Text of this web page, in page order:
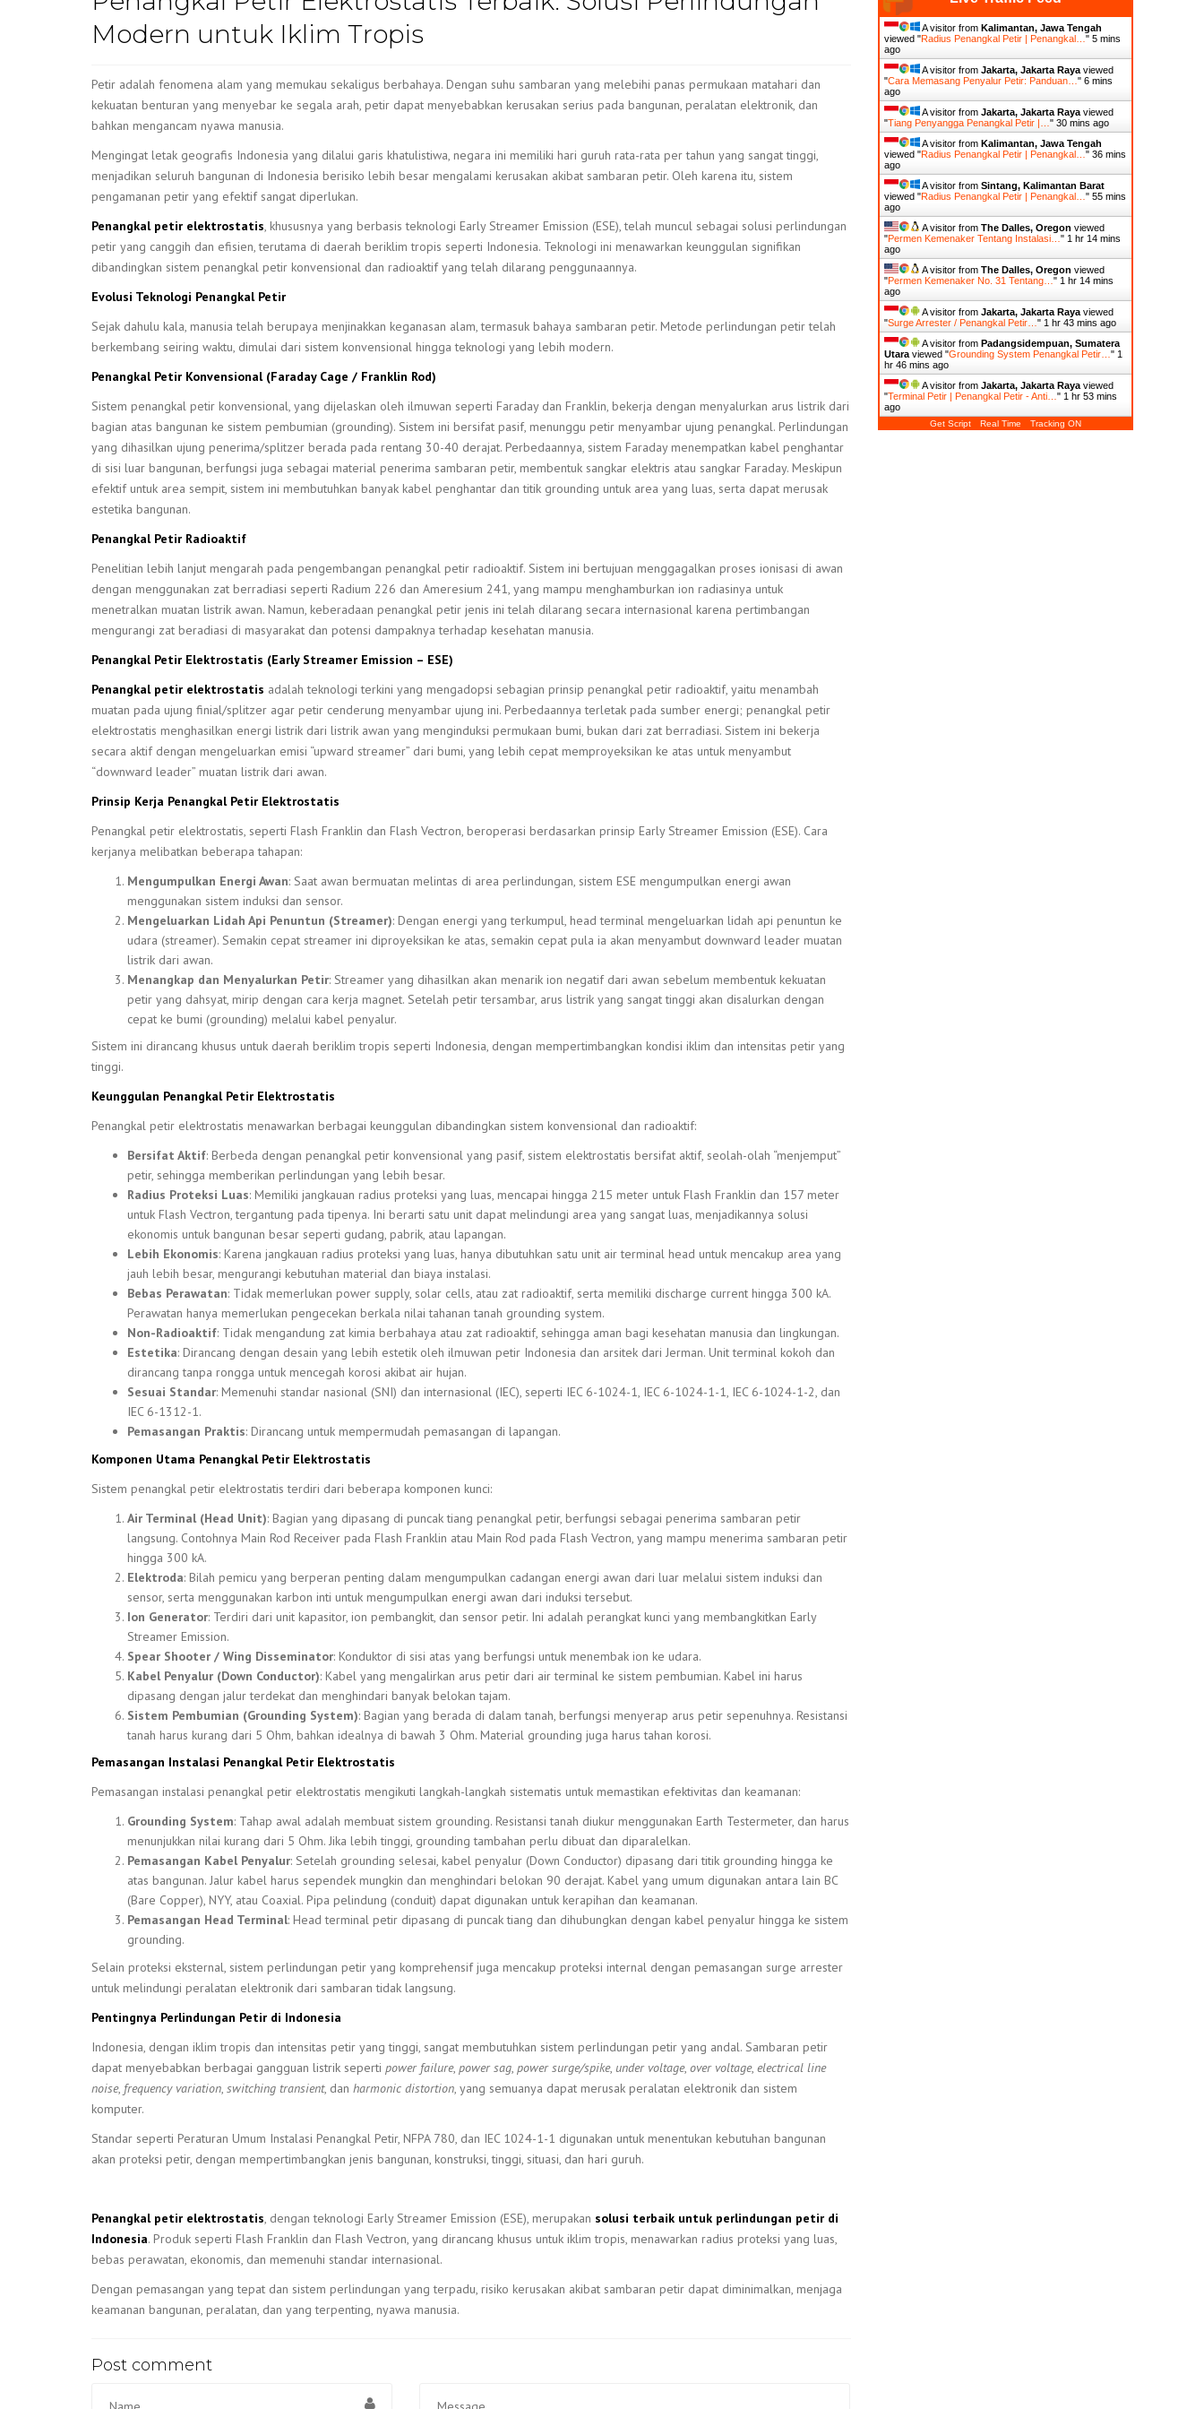
Lightning Counter /
Ijin Disnaker
Modern untuk Iklim Tropis
Petir adalah fenomena alam yang memukau sekaligus berbahaya. Dengan suhu sambaran yang melebihi panas permukaan matahari dan
kekuatan benturan yang menyebar ke segala arah, petir dapat menyebabkan kerusakan serius pada bangunan, peralatan elektronik, dan
bahkan mengancam nyawa manusia.
Mengingat letak geografis Indonesia yang dilalui garis khatulistiwa, negara ini memiliki hari guruh rata-rata per tahun yang sangat tinggi,
menjadikan seluruh bangunan di Indonesia berisiko lebih besar mengalami kerusakan akibat sambaran petir. Oleh karena itu, sistem
pengamanan petir yang efektif sangat diperlukan.
Penangkal petir elektrostatis , khususnya yang berbasis teknologi Early Streamer Emission (ESE), telah muncul sebagai solusi perlindungan
petir yang canggih dan efisien, terutama di daerah beriklim tropis seperti Indonesia. Teknologi ini menawarkan keunggulan signifikan
dibandingkan sistem penangkal petir konvensional dan radioaktif yang telah dilarang penggunaannya.
Evolusi Teknologi Penangkal Petir
Sejak dahulu kala, manusia telah berupaya menjinakkan keganasan alam, termasuk bahaya sambaran petir. Metode perlindungan petir telah
berkembang seiring waktu, dimulai dari sistem konvensional hingga teknologi yang lebih modern.
Penangkal Petir Konvensional (Faraday Cage / Franklin Rod)
Sistem penangkal petir konvensional, yang dijelaskan oleh ilmuwan seperti Faraday dan Franklin, bekerja dengan menyalurkan arus listrik dari
bagian atas bangunan ke sistem pembumian (grounding). Sistem ini bersifat pasif, menunggu petir menyambar ujung penangkal. Perlindungan
yang dihasilkan ujung penerima/splitzer berada pada rentang 30-40 derajat. Perbedaannya, sistem Faraday menempatkan kabel penghantar
di sisi luar bangunan, berfungsi juga sebagai material penerima sambaran petir, membentuk sangkar elektris atau sangkar Faraday. Meskipun
efektif untuk area sempit, sistem ini membutuhkan banyak kabel penghantar dan titik grounding untuk area yang luas, serta dapat merusak
estetika bangunan.
Penangkal Petir Radioaktif
Penelitian lebih lanjut mengarah pada pengembangan penangkal petir radioaktif. Sistem ini bertujuan menggagalkan proses ionisasi di awan
dengan menggunakan zat berradiasi seperti Radium 226 dan Ameresium 241, yang mampu menghamburkan ion radiasinya untuk
menetralkan muatan listrik awan. Namun, keberadaan penangkal petir jenis ini telah dilarang secara internasional karena pertimbangan
mengurangi zat beradiasi di masyarakat dan potensi dampaknya terhadap kesehatan manusia.
Penangkal Petir Elektrostatis (Early Streamer Emission – ESE)
Penangkal petir elektrostatis adalah teknologi terkini yang mengadopsi sebagian prinsip penangkal petir radioaktif, yaitu menambah
muatan pada ujung finial/splitzer agar petir cenderung menyambar ujung ini. Perbedaannya terletak pada sumber energi; penangkal petir
elektrostatis menghasilkan energi listrik dari listrik awan yang menginduksi permukaan bumi, bukan dari zat berradiasi. Sistem ini bekerja
secara aktif dengan mengeluarkan emisi “upward streamer” dari bumi, yang lebih cepat memproyeksikan ke atas untuk menyambut
“downward leader” muatan listrik dari awan.
Prinsip Kerja Penangkal Petir Elektrostatis
Penangkal petir elektrostatis, seperti Flash Franklin dan Flash Vectron, beroperasi berdasarkan prinsip Early Streamer Emission (ESE). Cara
kerjanya melibatkan beberapa tahapan:
Mengumpulkan Energi Awan: Saat awan bermuatan melintas di area perlindungan, sistem ESE mengumpulkan energi awan
menggunakan sistem induksi dan sensor.
Mengeluarkan Lidah Api Penuntun (Streamer): Dengan energi yang terkumpul, head terminal mengeluarkan lidah api penuntun ke
udara (streamer). Semakin cepat streamer ini diproyeksikan ke atas, semakin cepat pula ia akan menyambut downward leader muatan
listrik dari awan.
Menangkap dan Menyalurkan Petir: Streamer yang dihasilkan akan menarik ion negatif dari awan sebelum membentuk kekuatan
petir yang dahsyat, mirip dengan cara kerja magnet. Setelah petir tersambar, arus listrik yang sangat tinggi akan disalurkan dengan
cepat ke bumi (grounding) melalui kabel penyalur.
Sistem ini dirancang khusus untuk daerah beriklim tropis seperti Indonesia, dengan mempertimbangkan kondisi iklim dan intensitas petir yang
tinggi.
Keunggulan Penangkal Petir Elektrostatis
Penangkal petir elektrostatis menawarkan berbagai keunggulan dibandingkan sistem konvensional dan radioaktif:
Bersifat Aktif: Berbeda dengan penangkal petir konvensional yang pasif, sistem elektrostatis bersifat aktif, seolah-olah “menjemput”
petir, sehingga memberikan perlindungan yang lebih besar.
Radius Proteksi Luas: Memiliki jangkauan radius proteksi yang luas, mencapai hingga 215 meter untuk Flash Franklin dan 157 meter
untuk Flash Vectron, tergantung pada tipenya. Ini berarti satu unit dapat melindungi area yang sangat luas, menjadikannya solusi
ekonomis untuk bangunan besar seperti gudang, pabrik, atau lapangan.
Lebih Ekonomis: Karena jangkauan radius proteksi yang luas, hanya dibutuhkan satu unit air terminal head untuk mencakup area yang
jauh lebih besar, mengurangi kebutuhan material dan biaya instalasi.
Bebas Perawatan: Tidak memerlukan power supply, solar cells, atau zat radioaktif, serta memiliki discharge current hingga 300 kA.
Perawatan hanya memerlukan pengecekan berkala nilai tahanan tanah grounding system.
Non-Radioaktif: Tidak mengandung zat kimia berbahaya atau zat radioaktif, sehingga aman bagi kesehatan manusia dan lingkungan.
Estetika: Dirancang dengan desain yang lebih estetik oleh ilmuwan petir Indonesia dan arsitek dari Jerman. Unit terminal kokoh dan
dirancang tanpa rongga untuk mencegah korosi akibat air hujan.
Sesuai Standar: Memenuhi standar nasional (SNI) dan internasional (IEC), seperti IEC 6-1024-1, IEC 6-1024-1-1, IEC 6-1024-1-2, dan
IEC 6-1312-1.
Pemasangan Praktis: Dirancang untuk mempermudah pemasangan di lapangan.
Komponen Utama Penangkal Petir Elektrostatis
Sistem penangkal petir elektrostatis terdiri dari beberapa komponen kunci:
Air Terminal (Head Unit): Bagian yang dipasang di puncak tiang penangkal petir, berfungsi sebagai penerima sambaran petir
langsung. Contohnya Main Rod Receiver pada Flash Franklin atau Main Rod pada Flash Vectron, yang mampu menerima sambaran petir
hingga 300 kA.
Elektroda: Bilah pemicu yang berperan penting dalam mengumpulkan cadangan energi awan dari luar melalui sistem induksi dan
sensor, serta menggunakan karbon inti untuk mengumpulkan energi awan dari induksi tersebut.
Ion Generator: Terdiri dari unit kapasitor, ion pembangkit, dan sensor petir. Ini adalah perangkat kunci yang membangkitkan Early
Streamer Emission.
Spear Shooter / Wing Disseminator: Konduktor di sisi atas yang berfungsi untuk menembak ion ke udara.
Kabel Penyalur (Down Conductor): Kabel yang mengalirkan arus petir dari air terminal ke sistem pembumian. Kabel ini harus
dipasang dengan jalur terdekat dan menghindari banyak belokan tajam.
Sistem Pembumian (Grounding System): Bagian yang berada di dalam tanah, berfungsi menyerap arus petir sepenuhnya. Resistansi
tanah harus kurang dari 5 Ohm, bahkan idealnya di bawah 3 Ohm. Material grounding juga harus tahan korosi.
Pemasangan Instalasi Penangkal Petir Elektrostatis
Pemasangan instalasi penangkal petir elektrostatis mengikuti langkah-langkah sistematis untuk memastikan efektivitas dan keamanan:
Grounding System: Tahap awal adalah membuat sistem grounding. Resistansi tanah diukur menggunakan Earth Testermeter, dan harus
menunjukkan nilai kurang dari 5 Ohm. Jika lebih tinggi, grounding tambahan perlu dibuat dan diparalelkan.
Pemasangan Kabel Penyalur: Setelah grounding selesai, kabel penyalur (Down Conductor) dipasang dari titik grounding hingga ke
atas bangunan. Jalur kabel harus sependek mungkin dan menghindari belokan 90 derajat. Kabel yang umum digunakan antara lain BC
(Bare Copper), NYY, atau Coaxial. Pipa pelindung (conduit) dapat digunakan untuk kerapihan dan keamanan.
Pemasangan Head Terminal: Head terminal petir dipasang di puncak tiang dan dihubungkan dengan kabel penyalur hingga ke sistem
grounding.
Selain proteksi eksternal, sistem perlindungan petir yang komprehensif juga mencakup proteksi internal dengan pemasangan surge arrester
untuk melindungi peralatan elektronik dari sambaran tidak langsung.
Pentingnya Perlindungan Petir di Indonesia
Indonesia, dengan iklim tropis dan intensitas petir yang tinggi, sangat membutuhkan sistem perlindungan petir yang andal. Sambaran petir
dapat menyebabkan berbagai gangguan listrik seperti power failure, power sag power surge/spike, under voltage, over voltage, electrical line
noise, frequency variation switching transient, dan harmonic distortion , yang semuanya dapat merusak peralatan elektronik dan sistem
komputer.
Standar seperti Peraturan Umum Instalasi Penangkal Petir, NFPA 780, dan IEC 1024-1-1 digunakan untuk menentukan kebutuhan bangunan
akan proteksi petir, dengan mempertimbangkan jenis bangunan, konstruksi, tinggi, situasi, dan hari guruh.
Penangkal petir elektrostatis , dengan teknologi Early Streamer Emission (ESE), merupakan solusi terbaik untuk perlindungan petir di
Indonesia. Produk seperti Flash Franklin dan Flash Vectron, yang dirancang khusus untuk iklim tropis, menawarkan radius proteksi yang luas,
bebas perawatan, ekonomis, dan memenuhi standar internasional.
Dengan pemasangan yang tepat dan sistem perlindungan yang terpadu, risiko kerusakan akibat sambaran petir dapat diminimalkan, menjaga
keamanan bangunan, peralatan, dan yang terpenting, nyawa manusia.
Post comment
A visitor from Kalimantan, Jawa Tengah
viewed "Radius Penangkal Petir | Penangkal… " 5 mins
ago
A visitor from Jakarta, Jakarta Rayaviewed
"Cara Memasang Penyalur Petir: Panduan… " 6 mins
ago
A visitor from Jakarta, Jakarta Rayaviewed
"Tiang Penyangga Penangkal Petir |… " 30 mins ago
A visitor from Kalimantan, Jawa Tengah
viewed "Radius Penangkal Petir | Penangkal… " 36 mins
ago
A visitor from Sintang, Kalimantan Barat
viewed "Radius Penangkal Petir | Penangkal… " 55 mins
ago
A visitor from The Dalles, Oregon viewed
"Permen Kemenaker Tentang Instalasi… " 1 hr 14 mins
ago
A visitor from The Dalles, Oregon viewed
"Permen Kemenaker No. 31 Tentang… " 1 hr 14 mins
ago
A visitor from Jakarta, Jakarta Rayaviewed
"Surge Arrester / Penangkal Petir… " 1 hr 43 mins ago
A visitor from Padangsidempuan, Sumatera
Utaraviewed "Grounding System Penangkal Petir… " 1
hr 46 mins ago
A visitor from Jakarta, Jakarta Rayaviewed
"Terminal Petir | Penangkal Petir - Anti… " 1 hr 53 mins
ago
Get Script Real Time Tracking ON